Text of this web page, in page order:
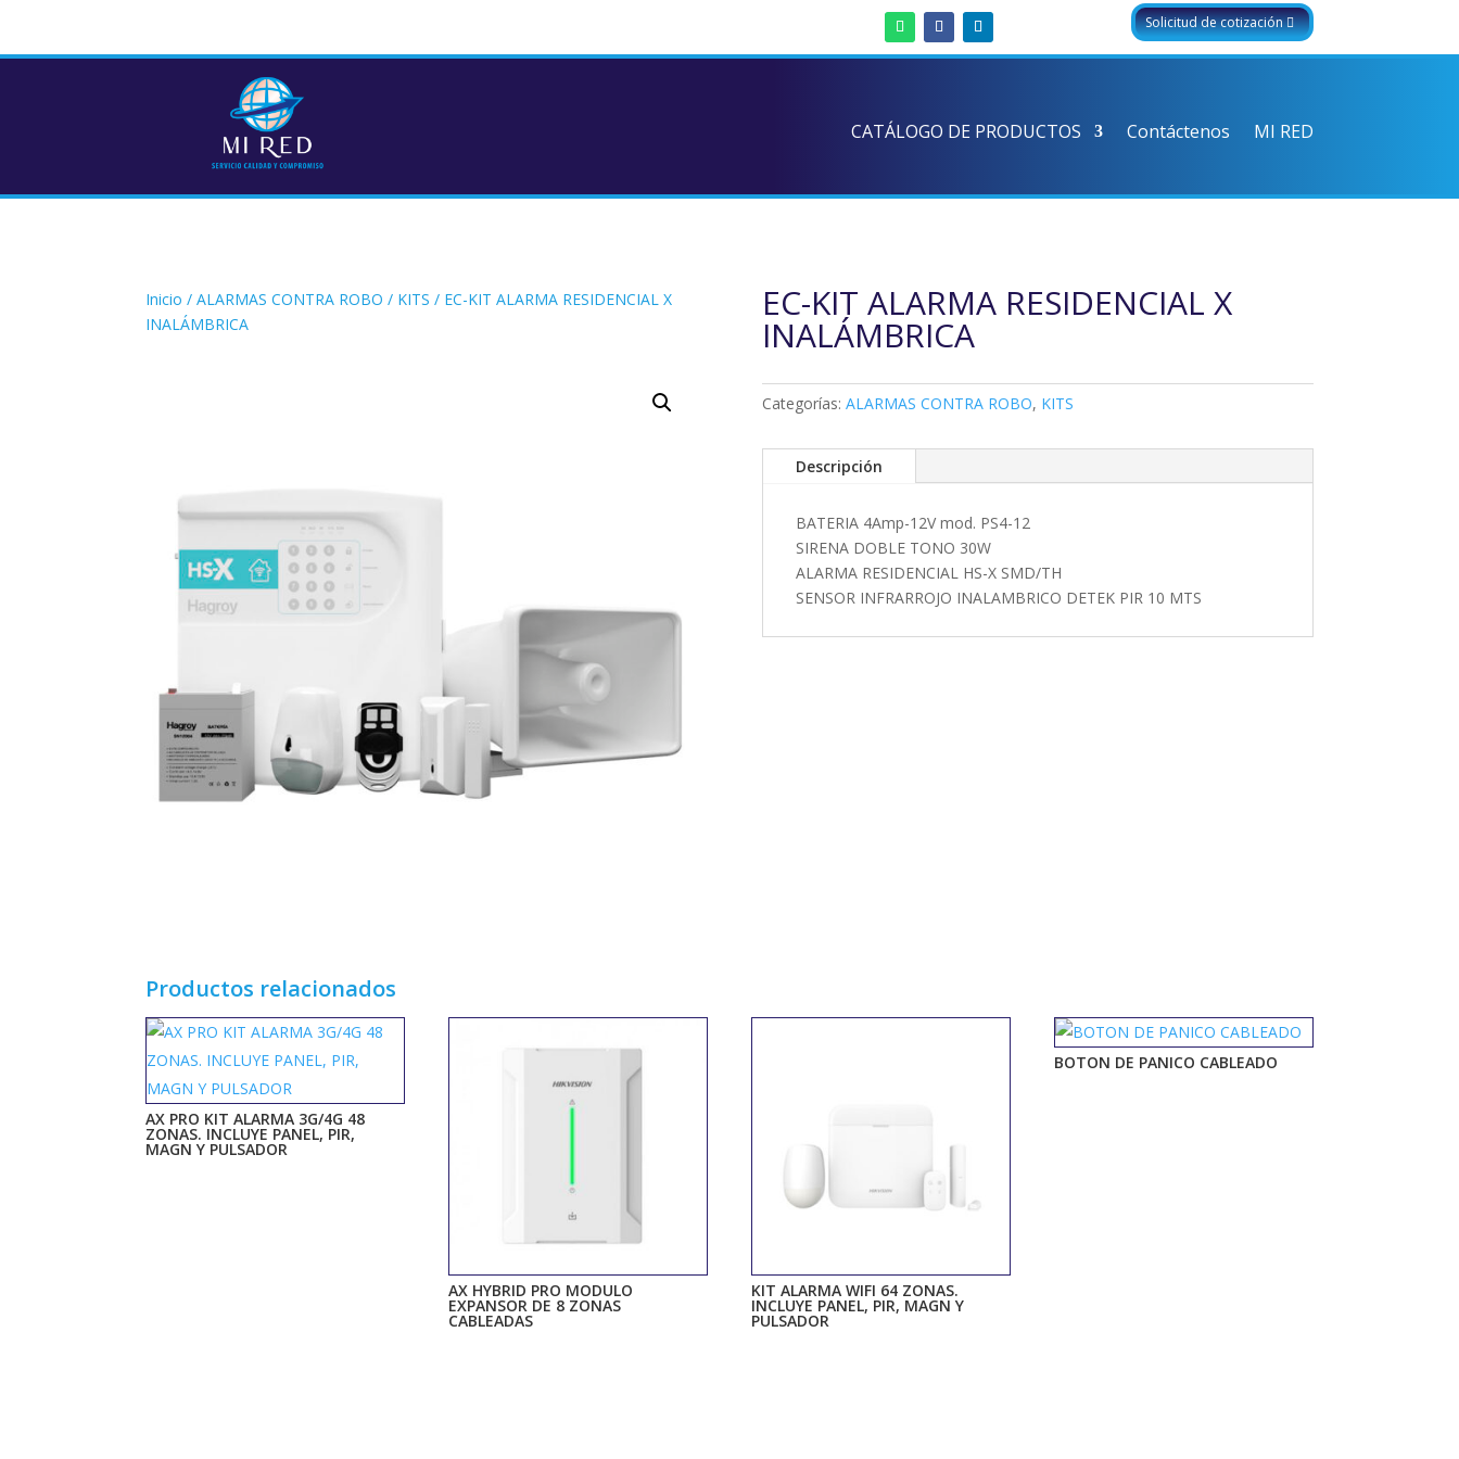
Solicitud de cotización
CATÁLOGO DE PRODUCTOS Contáctenos MI RED
Inicio /ALARMAS CONTRA ROBO / KITS / EC-KIT ALARMA RESIDENCIAL X
INALÁMBRICA
EC-KIT ALARMA RESIDENCIAL X
INALÁMBRICA
Categorías: ALARMAS CONTRA ROBO, KITS
Descripción
BATERIA 4Amp-12V mod. PS4-12
SIRENA DOBLE TONO 30W
ALARMA RESIDENCIAL HS-X SMD/TH
SENSOR INFRARROJO INALAMBRICO DETEK PIR 10 MTS
Productos relacionados
AX PRO KIT ALARMA 3G/4G 48
ZONAS. INCLUYE PANEL, PIR,
MAGN Y PULSADOR
AX HYBRID PRO MODULO
EXPANSOR DE 8 ZONAS
CABLEADAS
KIT ALARMA WIFI 64 ZONAS.
INCLUYE PANEL, PIR, MAGN Y
PULSADOR
BOTON DE PANICO CABLEADO